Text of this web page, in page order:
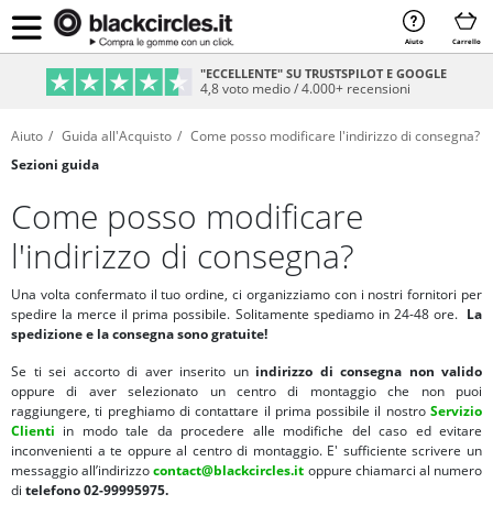
Aiuto Carrello
"ECCELLENTE" SU TRUSTSPILOT E GOOGLE
4,8 voto medio / 4.000+ recensioni
Aiuto Guida all'Acquisto
Come posso modificare l'indirizzo di consegna?
Sezioni guida
Come posso modificare
l'indirizzo di consegna?
Una volta confermato il tuo ordine, ci organizziamo con i nostri fornitori per
spedire la merce il prima possibile. Solitamente spediamo in 24-48 ore. La
spedizione e la consegna sono gratuite!
Se ti sei accorto di aver inserito un indirizzo di consegna non valido
oppure di aver selezionato un centro di montaggio che non puoi
raggiungere, ti preghiamo di contattare il prima possibile il nostro Servizio
Clienti in modo tale da procedere alle modifiche del caso ed evitare
inconvenienti a te oppure al centro di montaggio. E' sufficiente scrivere un
messaggio all’indirizzocontact@blackcircles.it oppure chiamarci al numero
di telefono 02-99995975.